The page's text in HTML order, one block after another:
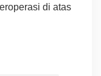
di atas